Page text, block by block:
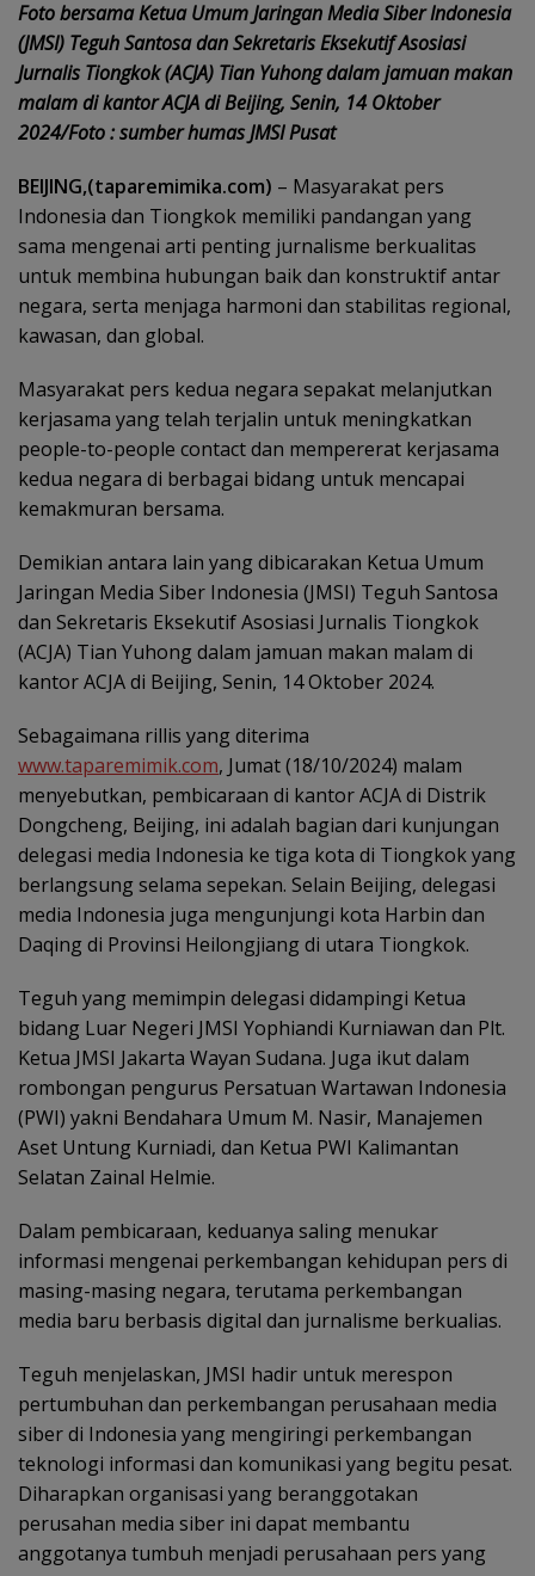
Foto bersama Ketua Umum Jaringan Media Siber Indonesia
(JMSI) Teguh Santosa dan Sekretaris Eksekutif Asosiasi
Jurnalis Tiongkok (ACJA) Tian Yuhong dalam jamuan makan
malam di kantor ACJA di Beijing, Senin, 14 Oktober
2024/Foto : sumber humas JMSI Pusat
BEIJING,(taparemimika.com) – Masyarakat pers
Indonesia dan Tiongkok memiliki pandangan yang
sama mengenai arti penting jurnalisme berkualitas
untuk membina hubungan baik dan konstruktif antar
negara, serta menjaga harmoni dan stabilitas regional,
kawasan, dan global.
Masyarakat pers kedua negara sepakat melanjutkan
kerjasama yang telah terjalin untuk meningkatkan
people-to-people contact dan mempererat kerjasama
kedua negara di berbagai bidang untuk mencapai
kemakmuran bersama.
Demikian antara lain yang dibicarakan Ketua Umum
Jaringan Media Siber Indonesia (JMSI) Teguh Santosa
dan Sekretaris Eksekutif Asosiasi Jurnalis Tiongkok
(ACJA) Tian Yuhong dalam jamuan makan malam di
kantor ACJA di Beijing, Senin, 14 Oktober 2024.
Sebagaimana rillis yang diterima
www.taparemimik.com, Jumat (18/10/2024) malam
menyebutkan, pembicaraan di kantor ACJA di Distrik
Dongcheng, Beijing, ini adalah bagian dari kunjungan
delegasi media Indonesia ke tiga kota di Tiongkok yang
berlangsung selama sepekan. Selain Beijing, delegasi
media Indonesia juga mengunjungi kota Harbin dan
Daqing di Provinsi Heilongjiang di utara Tiongkok.
Teguh yang memimpin delegasi didampingi Ketua
bidang Luar Negeri JMSI Yophiandi Kurniawan dan Plt.
Ketua JMSI Jakarta Wayan Sudana. Juga ikut dalam
rombongan pengurus Persatuan Wartawan Indonesia
(PWI) yakni Bendahara Umum M. Nasir, Manajemen
Aset Untung Kurniadi, dan Ketua PWI Kalimantan
Selatan Zainal Helmie.
Dalam pembicaraan, keduanya saling menukar
informasi mengenai perkembangan kehidupan pers di
masing-masing negara, terutama perkembangan
media baru berbasis digital dan jurnalisme berkualias.
Teguh menjelaskan, JMSI hadir untuk merespon
pertumbuhan dan perkembangan perusahaan media
siber di Indonesia yang mengiringi perkembangan
teknologi informasi dan komunikasi yang begitu pesat.
Diharapkan organisasi yang beranggotakan
perusahan media siber ini dapat membantu
anggotanya tumbuh menjadi perusahaan pers yang